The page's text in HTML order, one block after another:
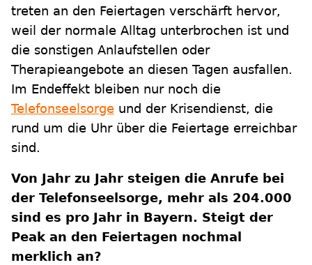
treten an den Feiertagen verschärft hervor,
weil der normale Alltag unterbrochen ist und
die sonstigen Anlaufstellen oder
Therapieangebote an diesen Tagen ausfallen.
Im Endeffekt bleiben nur noch die
Telefonseelsorge und der Krisendienst, die
rund um die Uhr über die Feiertage erreichbar
sind.
Von Jahr zu Jahr steigen die Anrufe bei
der Telefonseelsorge, mehr als 204.000
sind es pro Jahr in Bayern. Steigt der
Peak an den Feiertagen nochmal
merklich an?